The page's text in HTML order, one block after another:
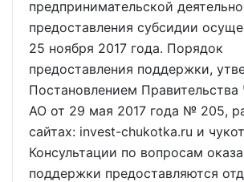
предпринимательской
предоставления субсидии
25 ноября 2017 года. Порядок
предоставления поддержки,
Постановлением Правительства
АО от 29 мая 2017 года № 205,
сайтах: invest-chukotka.ru и
Консультации по вопросам
поддержки предоставляются